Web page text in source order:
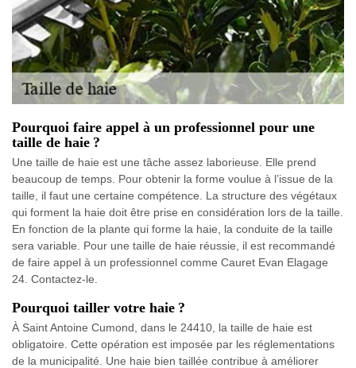
Pourquoi faire appel à un professionnel pour une
taille de haie ?
Une taille de haie est une tâche assez laborieuse. Elle prend
beaucoup de temps. Pour obtenir la forme voulue à l’issue de la
taille, il faut une certaine compétence. La structure des végétaux
qui forment la haie doit être prise en considération lors de la taille.
En fonction de la plante qui forme la haie, la conduite de la taille
sera variable. Pour une taille de haie réussie, il est recommandé
de faire appel à un professionnel comme Cauret Evan Elagage
24. Contactez-le.
Pourquoi tailler votre haie ?
À Saint Antoine Cumond, dans le 24410, la taille de haie est
obligatoire. Cette opération est imposée par les réglementations
de la municipalité. Une haie bien taillée contribue à améliorer